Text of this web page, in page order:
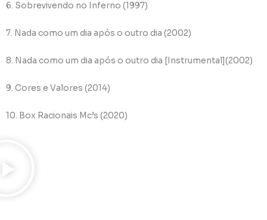
6. Sobrevivendo no Inferno (1997)
7. Nada como um dia após o outro dia (2002)
8. Nada como um dia após o outro dia [Instrumental](2002)
9. Cores e Valores (2014)
10. Box Racionais Mc’s (2020)